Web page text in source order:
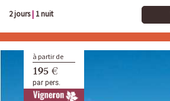
2 jours| 1 nuit
à partir de
195 €
par pers.